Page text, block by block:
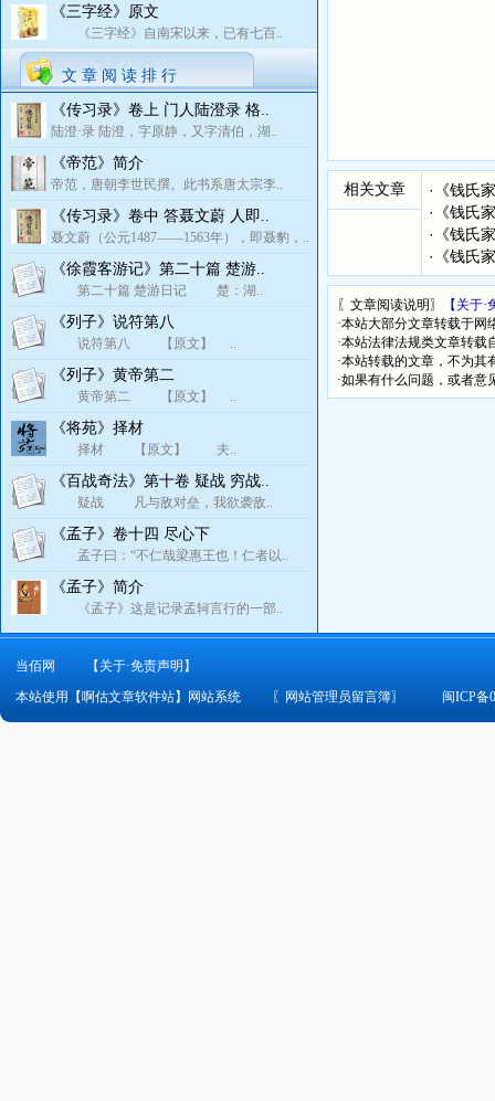
《三字经》原文
《三字经》自南宋以来，已有七百..
文 章 阅 读 排 行
《传习录》卷上 门人陆澄录 格..
陆澄·录 陆澄，字原静，又字清伯，湖..
《帝范》简介
帝范，唐朝李世民撰。此书系唐太宗李..
《传习录》卷中 答聂文蔚 人即..
聂文蔚（公元1487——1563年），即聂豹，..
《徐霞客游记》第二十篇 楚游..
第二十篇 楚游日记 楚：湖..
《列子》说符第八
说符第八 【原文】 ..
《列子》黄帝第二
黄帝第二 【原文】 ..
《将苑》择材
择材 【原文】 夫..
《百战奇法》第十卷 疑战 穷战..
疑战 凡与敌对垒，我欲袭敌..
《孟子》卷十四 尽心下
孟子曰：“不仁哉梁惠王也！仁者以..
《孟子》简介
《孟子》这是记录孟轲言行的一部..
相关文章 · 《钱氏
· 《钱氏
· 《钱氏
· 《钱氏
〖文章阅读说明〗
【关于
·本站大部分文章转载于
·本站法律法规类文章转
·本站转载的文章，不为
·如果有什么问题，或者意
当佰网
【关于·免责声明】
本站使用【啊估文章软件站】网站系统
〖 网站管理员留言簿〗 闽ICP备